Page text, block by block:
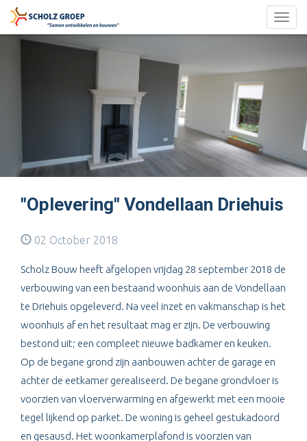
"Oplevering" Vondellaan Driehuis
02 October 2018
Scholz Bouw heeft afgelopen vrijdag 28 september 2018 de
verbouwing van een bestaand woonhuis aan de Vondellaan
te Driehuis opgeleverd. Na veel inzet en vakmanschap is het
woonhuis af en het resultaat mag er zijn. De verbouwing
bestond uit; een compleet nieuwe badkamer en keuken.
Op de begane grond zijn aanbouwen achter de garage en
achter de eetkamer gerealiseerd. De begane grondvloer is
voorzien van vloerverwarming en afgewerkt met een mooie
tegel lijkend op parket. De woning is geheel gestukadoord
en gesausd. Het woonkamerplafond is voorzien van